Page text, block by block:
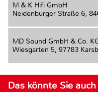
M & K Hifi GmbH
Neidenburger Straße 6,
MD Sound GmbH & Co.
Wiesgarten 5, 97783
Das könnte Sie